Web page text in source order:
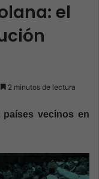
el
2 minutos de lectura
vecinos en